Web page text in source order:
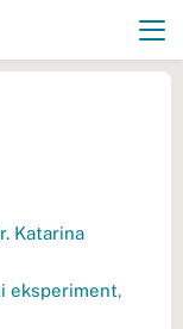
Katarina
eksperiment,